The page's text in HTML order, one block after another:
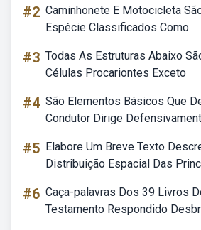
#2 Caminhonete E Motocicleta
Espécie Classificados Como
#3 Todas As Estruturas Abaixo
Células Procariontes Exceto
#4 São Elementos Básicos Que
Condutor Dirige
#5 Elabore Um Breve Texto
Distribuição Espacial Das
#6 Caça-palavras Dos 39 Livros
Testamento Respondido